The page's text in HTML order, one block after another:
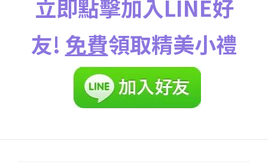
立即點擊加入LINE好
友! 免費領取精美小禮